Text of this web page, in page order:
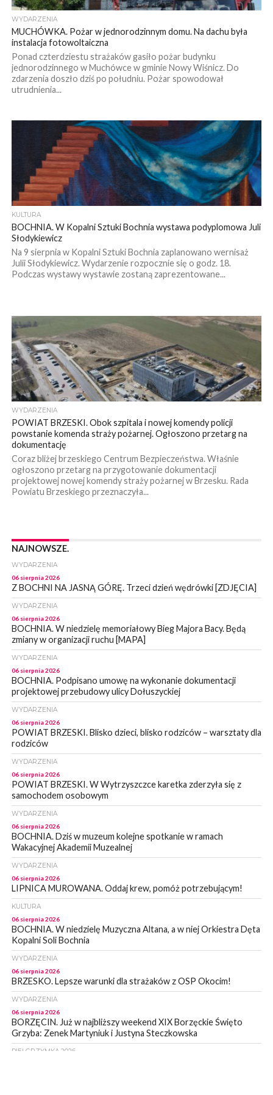
WYDARZENIA
MUCHÓWKA. Pożar w jednorodzinnym domu. Na dachu była
instalacja fotowoltaiczna
Ponad czterdziestu strażaków gasiło pożar budynku
jednorodzinnego w Muchówce w gminie Nowy Wiśnicz. Do
zdarzenia doszło dziś po południu. Pożar spowodował
utrudnienia...
KULTURA
BOCHNIA. W Kopalni Sztuki Bochnia wystawa podyplomowa Juli
Słodykiewicz
Na 9 sierpnia w Kopalni Sztuki Bochnia zaplanowano wernisaż
Julii Słodykiewicz. Wydarzenie rozpocznie się o godz. 18.
Podczas wystawy wystawie zostaną zaprezentowane...
WYDARZENIA
POWIAT BRZESKI. Obok szpitala i nowej komendy policji
powstanie komenda straży pożarnej. Ogłoszono przetarg na
dokumentację
Coraz bliżej brzeskiego Centrum Bezpieczeństwa. Właśnie
ogłoszono przetarg na przygotowanie dokumentacji
projektowej nowej komendy straży pożarnej w Brzesku. Rada
Powiatu Brzeskiego przeznaczyła...
NAJNOWSZE.
WYDARZENIA
06 sierpnia 2026
Z BOCHNI NA JASNĄ GÓRĘ. Trzeci dzień wędrówki [ZDJĘCIA]
WYDARZENIA
06 sierpnia 2026
BOCHNIA. W niedzielę memoriałowy Bieg Majora Bacy. Będą
zmiany w organizacji ruchu [MAPA]
WYDARZENIA
06 sierpnia 2026
BOCHNIA. Podpisano umowę na wykonanie dokumentacji
projektowej przebudowy ulicy Dołuszyckiej
WYDARZENIA
06 sierpnia 2026
POWIAT BRZESKI. Blisko dzieci, blisko rodziców – warsztaty dla
rodziców
WYDARZENIA
06 sierpnia 2026
POWIAT BRZESKI. W Wytrzyszczce karetka zderzyła się z
samochodem osobowym
WYDARZENIA
06 sierpnia 2026
BOCHNIA. Dziś w muzeum kolejne spotkanie w ramach
Wakacyjnej Akademii Muzealnej
WYDARZENIA
06 sierpnia 2026
LIPNICA MUROWANA. Oddaj krew, pomóż potrzebującym!
KULTURA
06 sierpnia 2026
BOCHNIA. W niedzielę Muzyczna Altana, a w niej Orkiestra Dęta
Kopalni Soli Bochnia
WYDARZENIA
06 sierpnia 2026
BRZESKO. Lepsze warunki dla strażaków z OSP Okocim!
WYDARZENIA
06 sierpnia 2026
BORZĘCIN. Już w najbliższy weekend XIX Borzęckie Święto
Grzyba: Zenek Martyniuk i Justyna Steczkowska
PIELGRZYMKA 2026